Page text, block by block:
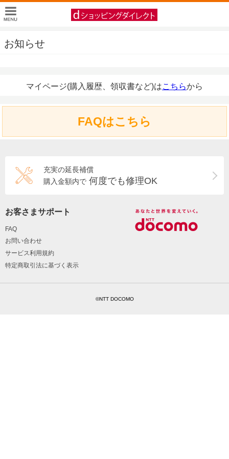
お知らせ
マイページ(購入履歴、領収書など)はこちらから
FAQはこちら
充実の延長補償
購入金額内で 何度でも修理OK
お客さまサポート
FAQ
お問い合わせ
サービス利用規約
特定商取引法に基づく表示
©NTT DOCOMO